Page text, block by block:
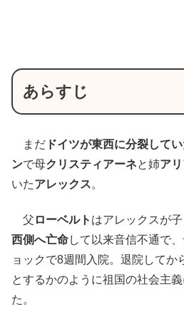
あらすじ
まだ ドイツが東西に分裂して
ンで母クリスティアーネと姉ア
いたアレックス。
父 ローベルト はアレックスが
西側へ亡命して以来音信不通で
ョックで8週間入院。退院してか
とするかのように祖国の社会主
た。